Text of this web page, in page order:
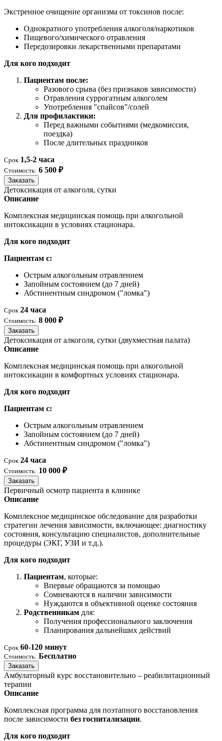
Экстренное очищение организма от токсинов после:
Однократного употребления алкоголя/наркотиков
Пищевого/химического отравления
Передозировки лекарственными препаратами
Для кого подходит
Пациентам после:
Разового срыва (без признаков зависимости)
Отравления суррогатным алкоголем
Употребления "спайсов"/солей
Для профилактики:
Перед важными событиями (медкомиссия,
поездка)
После длительных праздников
Срок 1,5-2 часа
Стоимость: 6 500 ₽
Заказать
Детоксикация от алкоголя, сутки
Описание
Комплексная медицинская помощь при алкогольной
интоксикации в условиях стационара.
Для кого подходит
Пациентам с:
Острым алкогольным отравлением
Запойным состоянием (до 7 дней)
Абстинентным синдромом ("ломка")
Срок 24 часа
Стоимость: 8 000 ₽
Заказать
Детоксикация от алкоголя, сутки (двухместная палата)
Описание
Комплексная медицинская помощь при алкогольной
интоксикации в комфортных условиях стационара.
Для кого подходит
Пациентам с:
Острым алкогольным отравлением
Запойным состоянием (до 7 дней)
Абстинентным синдромом ("ломка")
Срок 24 часа
Стоимость: 10 000 ₽
Заказать
Первичный осмотр пациента в клинике
Описание
Комплексное медицинское обследование для разработки
стратегии лечения зависимости, включающее: диагностику
состояния, консультацию специалистов, дополнительные
процедуры (ЭКГ, УЗИ и т.д.).
Для кого подходит
Пациентам, которые:
Впервые обращаются за помощью
Сомневаются в наличии зависимости
Нуждаются в объективной оценке состояния
Родственникам для:
Получения профессионального заключения
Планирования дальнейших действий
Срок 60-120 минут
Стоимость: Бесплатно
Заказать
Амбулаторный курс восстановительно – реабилитационный
терапии
Описание
Комплексная программа для поэтапного восстановления
после зависимости без госпитализации.
Для кого подходит